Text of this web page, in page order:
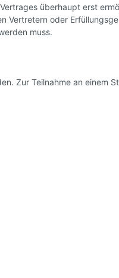
überhaupt erst
oder
muss.
Zur Teilnahme an einem